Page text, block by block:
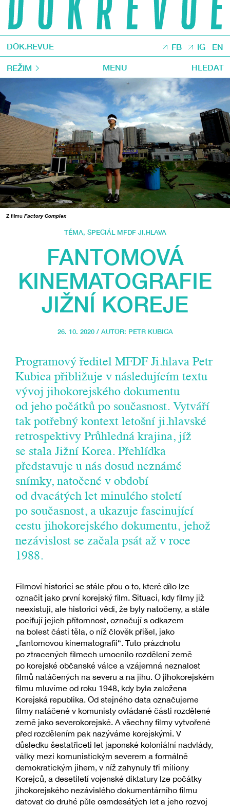
DOK.REVUE FB IG EN
REŽIM MENU HLEDAT
Z filmu Factory Complex
TÉMA, SPECIÁL MFDF JI.HLAVA
FANTOMOVÁ
KINEMATOGRAFIE
JIŽNÍ KOREJE
26. 10. 2020 / AUTOR: PETR KUBICA
Programový ředitel MFDF Ji.hlava Petr
Kubica přibližuje v následujícím textu
vývoj jihokorejského dokumentu
od jeho počátků po současnost. Vytváří
tak potřebný kontext letošní ji.hlavské
retrospektivy Průhledná krajina, jíž
se stala Jižní Korea. Přehlídka
představuje u nás dosud neznámé
snímky, natočené v období
od dvacátých let minulého století
po současnost, a ukazuje fascinující
cestu jihokorejského dokumentu, jehož
nezávislost se začala psát až v roce
1988.
Filmoví historici se stále přou o to, které dílo lze
označit jako první korejský film. Situaci, kdy filmy již
neexistují, ale historici vědí, že byly natočeny, a stále
pociťují jejich přítomnost, označují s odkazem
na bolest části těla, o níž člověk přišel, jako
„fantomovou kinematografii“. Tuto prázdnotu
po ztracených filmech umocnilo rozdělení země
po korejské občanské válce a vzájemná neznalost
filmů natáčených na severu a na jihu. O jihokorejském
filmu mluvíme od roku 1948, kdy byla založena
Korejská republika. Od stejného data označujeme
filmy natáčené v komunisty ovládané části rozdělené
země jako severokorejské. A všechny filmy vytvořené
před rozdělením pak nazýváme korejskými. V
důsledku šestatřiceti let japonské koloniální nadvlády,
války mezi komunistickým severem a formálně
demokratickým jihem, v níž zahynuly tři miliony
Korejců, a desetiletí vojenské diktatury lze počátky
jihokorejského nezávislého dokumentárního filmu
datovat do druhé půle osmdesátých let a jeho rozvoj